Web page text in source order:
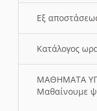
Εξ
Κατάλογος
ΜΑΘΗΜΑΤΑ
Μαθαίνουμε